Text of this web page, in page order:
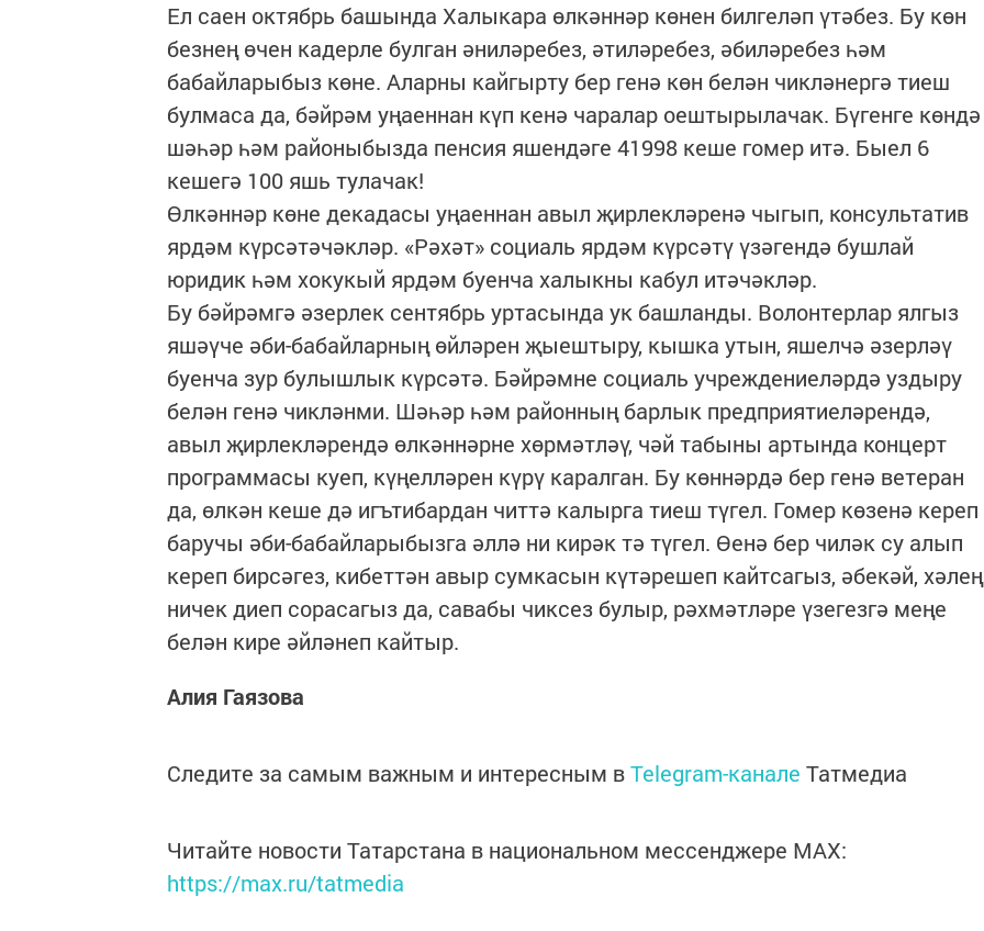
Ел саен октябрь башында Халыкара өлкәннәр көнен билгеләп үтәбез. Бу көн
безнең өчен кадерле булган әниләребез, әтиләребез, әбиләребез һәм
бабайларыбыз көне. Аларны кайгырту бер генә көн белән чикләнергә тиеш
булмаса да, бәйрәм уңаеннан күп кенә чаралар оештырылачак. Бүгенге көндә
шәһәр һәм районыбызда пенсия яшендәге 41998 кеше гомер итә. Быел 6
кешегә 100 яшь тулачак!
Өлкәннәр көне декадасы уңаеннан авыл җирлекләренә чыгып, консультатив
ярдәм күрсәтәчәкләр. «Рәхәт» социаль ярдәм күрсәтү үзәгендә бушлай
юридик һәм хокукый ярдәм буенча халыкны кабул итәчәкләр.
Бу бәйрәмгә әзерлек сентябрь уртасында ук башланды. Волонтерлар ялгыз
яшәүче әби-бабайларның өйләрен җыештыру, кышка утын, яшелчә әзерләү
буенча зур булышлык күрсәтә. Бәйрәмне социаль учреждениеләрдә уздыру
белән генә чикләнми. Шәһәр һәм районның барлык предприятиеләрендә,
авыл җирлекләрендә өлкәннәрне хөрмәтләү, чәй табыны артында концерт
программасы куеп, күңелләрен күрү каралган. Бу көннәрдә бер генә ветеран
да, өлкән кеше дә игътибардан читтә калырга тиеш түгел. Гомер көзенә кереп
баручы әби-бабайларыбызга әллә ни кирәк тә түгел. Өенә бер чиләк су алып
кереп бирсәгез, кибеттән авыр сумкасын күтәрешеп кайтсагыз, әбекәй, хәлең
ничек диеп сорасагыз да, савабы чиксез булыр, рәхмәтләре үзегезгә меңе
белән кире әйләнеп кайтыр.
Алия Гаязова
Следите за самым важным и интересным вTelegram-канале Татмедиа
Читайте новости Татарстана в национальном мессенджере MАХ:
https://max.ru/tatmedia